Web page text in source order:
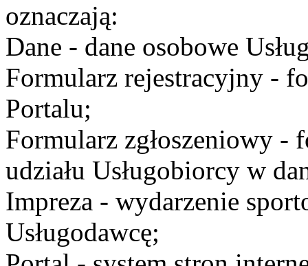
oznaczają:
Dane - dane osobowe
Formularz rejestracyjny -
Portalu;
Formularz zgłoszeniowy -
udziału Usługobiorcy w
Impreza - wydarzenie
Usługodawcę;